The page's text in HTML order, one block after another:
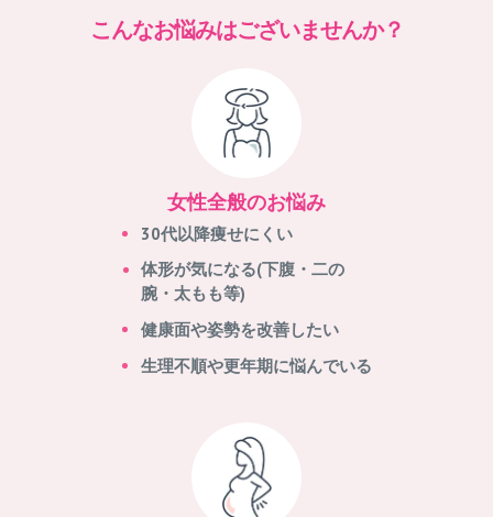
こんなお悩みはございませんか？
女性全般のお悩み
30代以降痩せにくい
体形が気になる(下腹・二の
腕・太もも等)
健康面や姿勢を改善したい
生理不順や更年期に悩んでいる